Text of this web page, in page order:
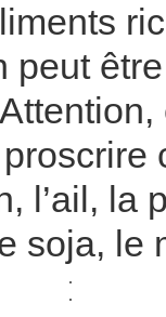
peut
l’ail, la
soja, le